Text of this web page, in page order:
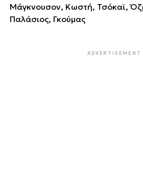
Μάγκνουσον, Κωστή, Τσόκαϊ,
Παλάσιος, Γκούμας
ADVERTISEMENT